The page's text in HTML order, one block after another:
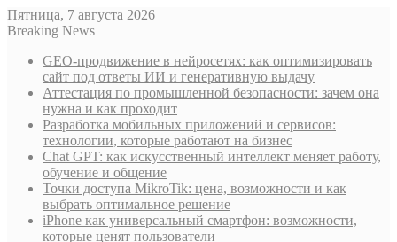
Пятница, 7 августа 2026
Breaking News
GEO-продвижение в нейросетях: как оптимизировать
сайт под ответы ИИ и генеративную выдачу
Аттестация по промышленной безопасности: зачем она
нужна и как проходит
Разработка мобильных приложений и сервисов:
технологии, которые работают на бизнес
Chat GPT: как искусственный интеллект меняет работу,
обучение и общение
Точки доступа MikroTik: цена, возможности и как
выбрать оптимальное решение
iPhone как универсальный смартфон: возможности,
которые ценят пользователи